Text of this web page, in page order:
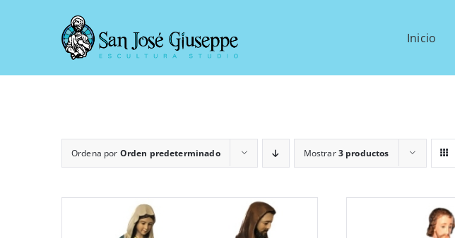
Inicio
Ordena por Orden predeterminado Mostrar3 productos